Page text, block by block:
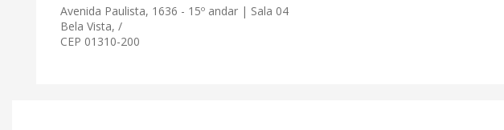
Avenida Paulista, 1636 - 15º andar | Sala 04
Bela Vista, /
CEP 01310-200